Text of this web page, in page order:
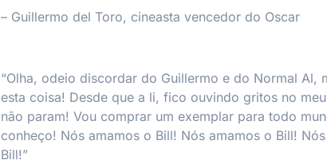
– Guillermo del Toro, cineasta vencedor do Oscar
“Olha, odeio discordar do Guillermo e do Normal Al,
esta coisa! Desde que a li, fico ouvindo gritos no
não param! Vou comprar um exemplar para todo
conheço! Nós amamos o Bill! Nós amamos o Bill!
Bill!”